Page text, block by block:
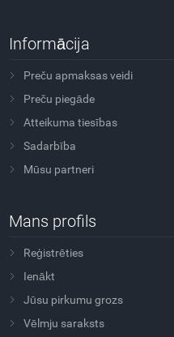
Informācija
Preču apmaksas veidi
Preču piegāde
Atteikuma tiesības
Sadarbība
Mūsu partneri
Mans profils
Reģistrēties
Ienākt
Jūsu pirkumu grozs
Vēlmju saraksts